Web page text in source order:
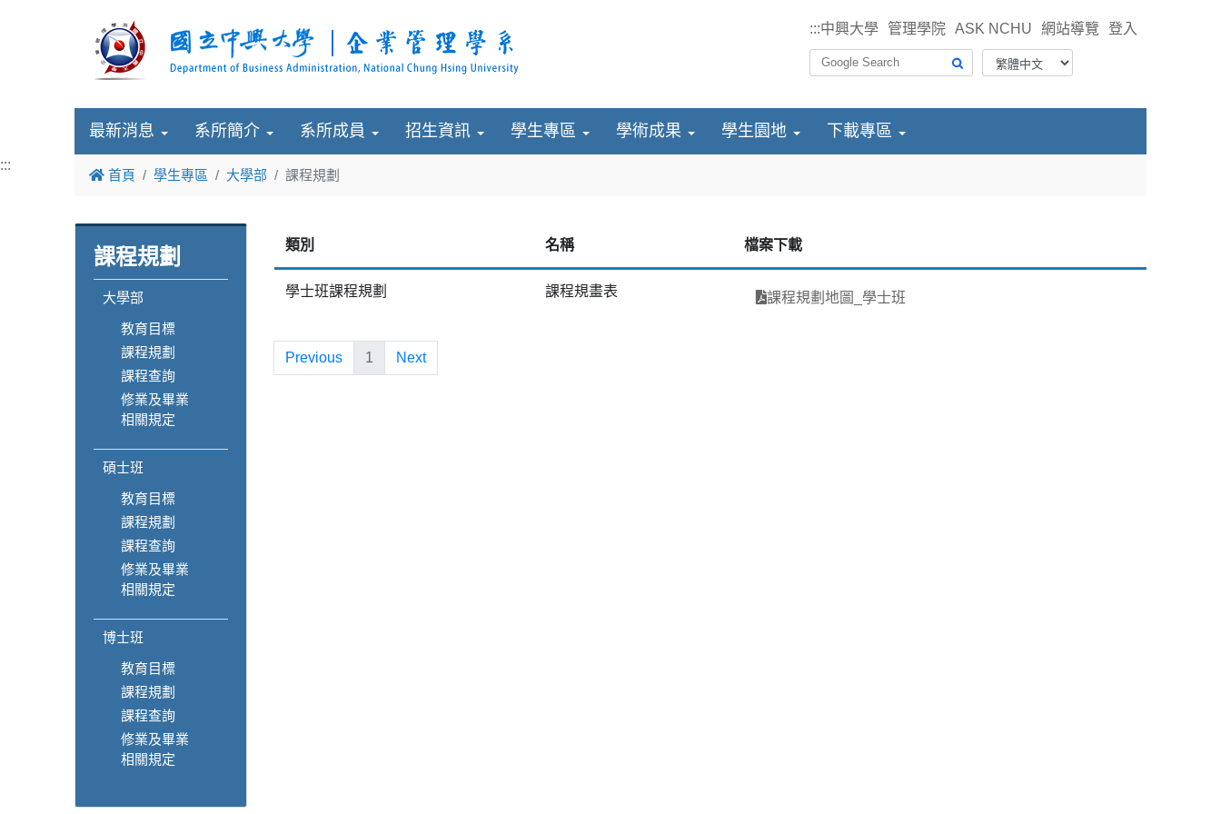
:::中興大學 管理學院 ASK NCHU 網站導覽 登入
最新消息 系所簡介 系所成員 招生資訊 學生專區 學術成果 學生園地 下載專區
:::
首頁 學生專區 大學部 課程規劃
課程規劃
大學部
教育目標
課程規劃
課程查詢
修業及畢業
相關規定
碩士班
教育目標
課程規劃
課程查詢
修業及畢業
相關規定
博士班
教育目標
課程規劃
課程查詢
修業及畢業
相關規定
類別 名稱 檔案下載
學士班課程規劃 課程規畫表 課程規劃地圖_學士班
Previous 1 Next